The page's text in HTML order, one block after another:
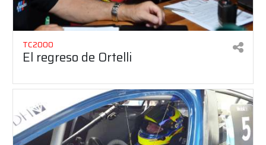
TC2000
El regreso de Ortelli